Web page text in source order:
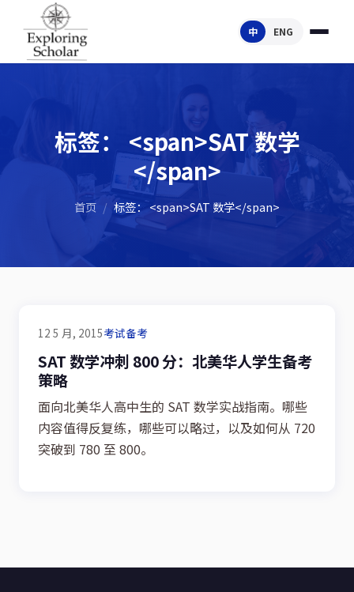
中 ENG
标签： <span>SAT 数学
</span>
首页 / 标签： <span>SAT 数学</span>
12 5 月, 2015考试备考
SAT 数学冲刺 800 分：北美华人学生备考
策略
面向北美华人高中生的 SAT 数学实战指南。哪些
内容值得反复练，哪些可以略过，以及如何从 720
突破到 780 至 800。